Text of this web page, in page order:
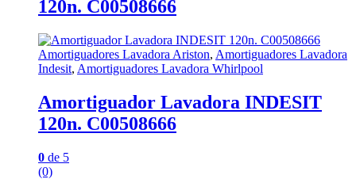
120n. C00508666
Amortiguadores Lavadora Ariston, Amortiguadores Lavadora
Indesit, Amortiguadores Lavadora Whirlpool
Amortiguador Lavadora INDESIT
120n. C00508666
0 de 5
(0)